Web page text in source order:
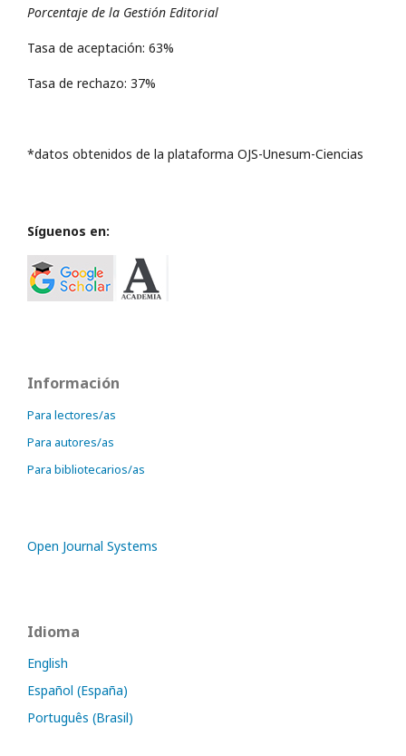
Porcentaje de la Gestión Editorial
Tasa de aceptación: 63%
Tasa de rechazo: 37%
*datos obtenidos de la plataforma OJS-Unesum-Ciencias
Síguenos en:
Información
Para lectores/as
Para autores/as
Para bibliotecarios/as
Open Journal Systems
Idioma
English
Español (España)
Português (Brasil)